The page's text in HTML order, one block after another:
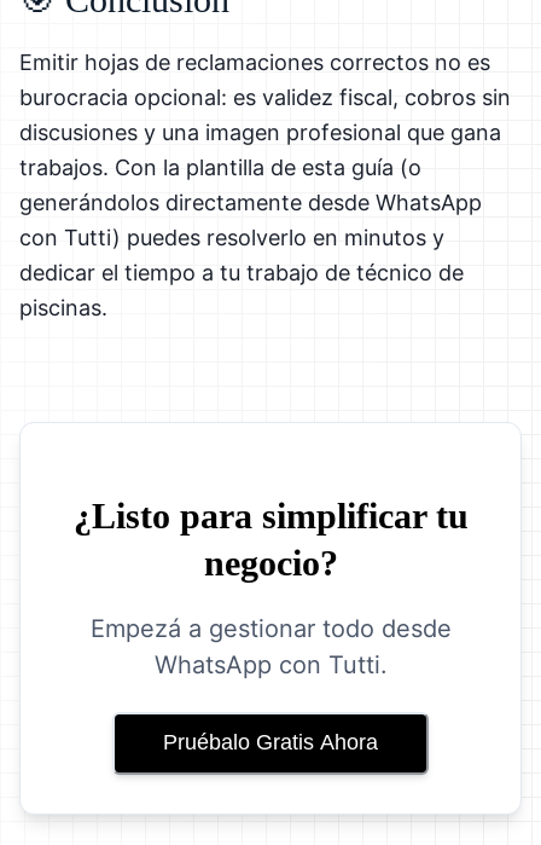
Emitir hojas de reclamaciones correctos no es
burocracia opcional: es validez fiscal, cobros sin
discusiones y una imagen profesional que gana
trabajos. Con la plantilla de esta guía (o
generándolos directamente desde WhatsApp
con Tutti) puedes resolverlo en minutos y
dedicar el tiempo a tu trabajo de técnico de
piscinas.
¿Listo para simplificar tu
negocio?
Empezá a gestionar todo desde
WhatsApp con Tutti.
Pruébalo Gratis Ahora